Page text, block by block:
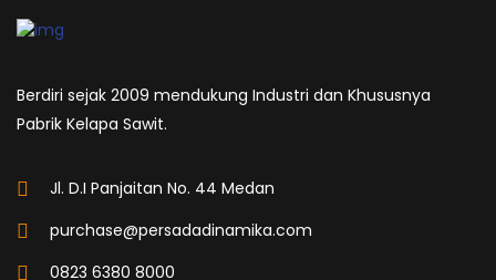
Berdiri sejak 2009 mendukung Industri dan Khususnya
Pabrik Kelapa Sawit.
Jl. D.I Panjaitan No. 44 Medan
purchase@persadadinamika.com
0823 6380 8000